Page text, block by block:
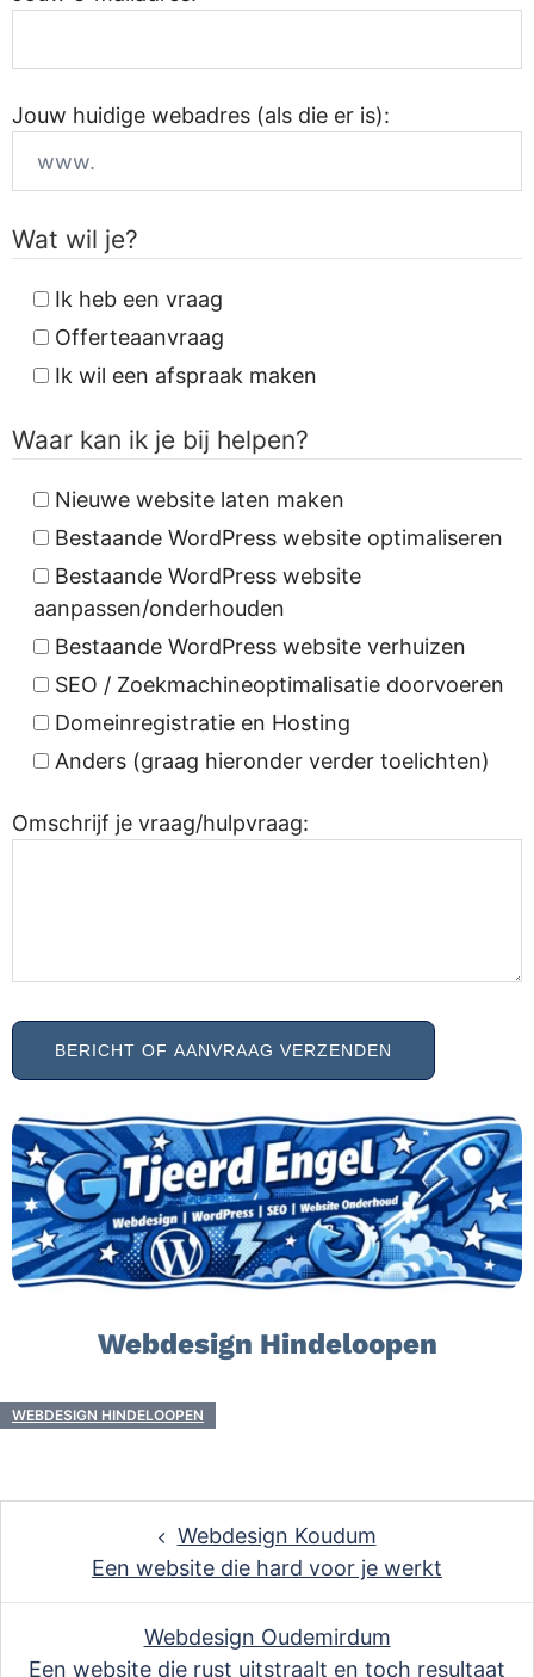
Jouw huidige webadres (als die er is):
Wat wil je?
Ik heb een vraag
Offerteaanvraag
Ik wil een afspraak maken
Waar kan ik je bij helpen?
Nieuwe website laten maken
Bestaande WordPress website optimaliseren
Bestaande WordPress website
aanpassen/onderhouden
Bestaande WordPress website verhuizen
SEO / Zoekmachineoptimalisatie doorvoeren
Domeinregistratie en Hosting
Anders (graag hieronder verder toelichten)
Omschrijf je vraag/hulpvraag:
Webdesign Hindeloopen
WEBDESIGN HINDELOOPEN
Webdesign Koudum
Een website die hard voor je werkt
Webdesign Oudemirdum
Een website die rust uitstraalt en toch resultaat